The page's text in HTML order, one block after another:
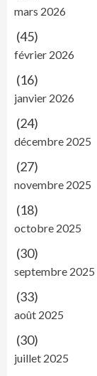
mars 2026
(45)
février 2026
(16)
janvier 2026
(24)
décembre 2025
(27)
novembre 2025
(18)
octobre 2025
(30)
septembre 2025
(33)
août 2025
(30)
juillet 2025